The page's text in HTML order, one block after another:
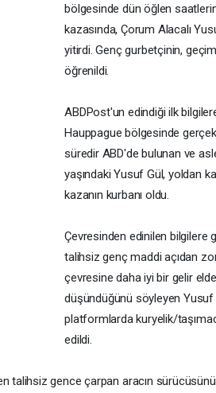
bölgesinde dün öğlen
kazasında, Çorum Alacalı
yitirdi. Genç gurbetçinin,
öğrenildi.
ABDPost'un edindiği ilk
Hauppague bölgesinde
süredir ABD'de bulunan ve
yaşındaki Yusuf Gül, yoldan
kazanın kurbanı oldu.
Çevresinden edinilen bilgilere
talihsiz genç maddi açıdan
çevresine daha iyi bir gelir
düşündüğünü söyleyen Yusuf
platformlarda kuryelik/
edildi.
talihsiz gence çarpan aracın